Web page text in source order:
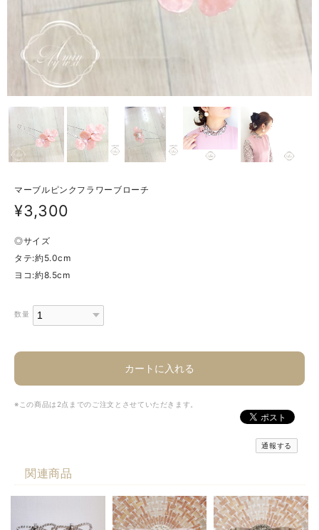
マーブルピンクフラワーブローチ
¥3,300
◎サイズ
タテ:約5.0cm
ヨコ:約8.5cm
数量
カートに入れる
※この商品は2点までのご注文とさせていただきます。
通報する
関連商品